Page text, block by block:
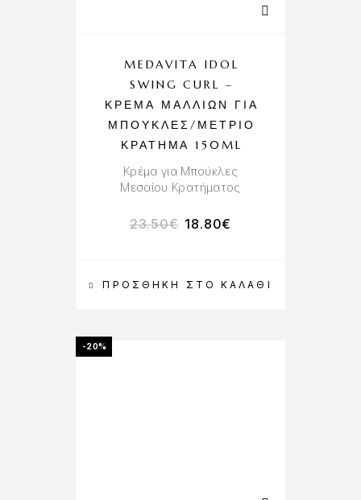
ΠΡΟΣΘΉΚΗ ΣΤΟ ΚΑΛΆΘΙ
MEDAVITA IDOL
SWING CURL –
ΚΡΈΜΑ ΜΑΛΛΙΏΝ ΓΙΑ
ΜΠΟΎΚΛΕΣ/ΜΈΤΡΙΟ
ΚΡΆΤΗΜΑ 150ML
Κρέμα για Μπούκλες
Μεσαίου Κρατήματος
23.50€ 18.80€
-20%